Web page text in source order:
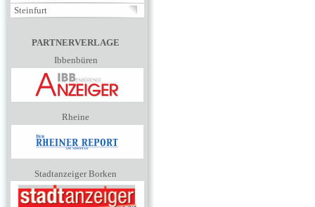
Steinfurt
PARTNERVERLAGE
Ibbenbüren
Rheine
Stadtanzeiger Borken